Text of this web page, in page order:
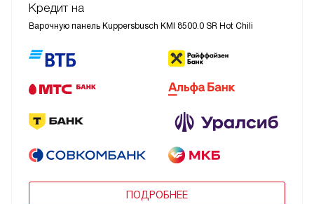
Кредит на
Варочную панель Kuppersbusch KMI 8500.0 SR Hot Chili
ПОДРОБНЕЕ